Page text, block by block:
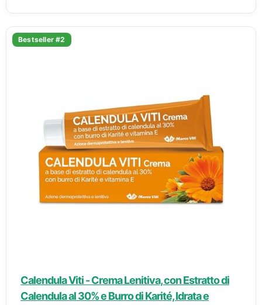
Bestseller #2
Calendula Viti - Crema Lenitiva, con Estratto di
Calendula al 30% e Burro di Karité, Idrata e